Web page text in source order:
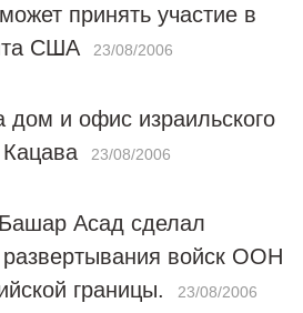
принять участие в
США
23/08/2006
дом и офис израильского
23/08/2006
Асад сделал
развертывания войск ООН
границы.
23/08/2006